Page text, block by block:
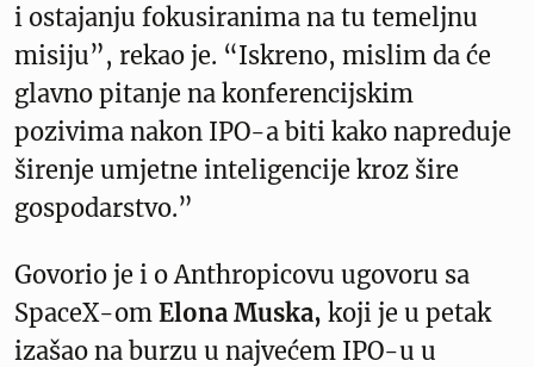
i ostajanju fokusiranima na tu temeljnu
misiju”, rekao je. “Iskreno, mislim da će
glavno pitanje na konferencijskim
pozivima nakon IPO-a biti kako napreduje
širenje umjetne inteligencije kroz šire
gospodarstvo.”
Govorio je i o Anthropicovu ugovoru sa
SpaceX-om Elona Muska, koji je u petak
izašao na burzu u najvećem IPO-u u